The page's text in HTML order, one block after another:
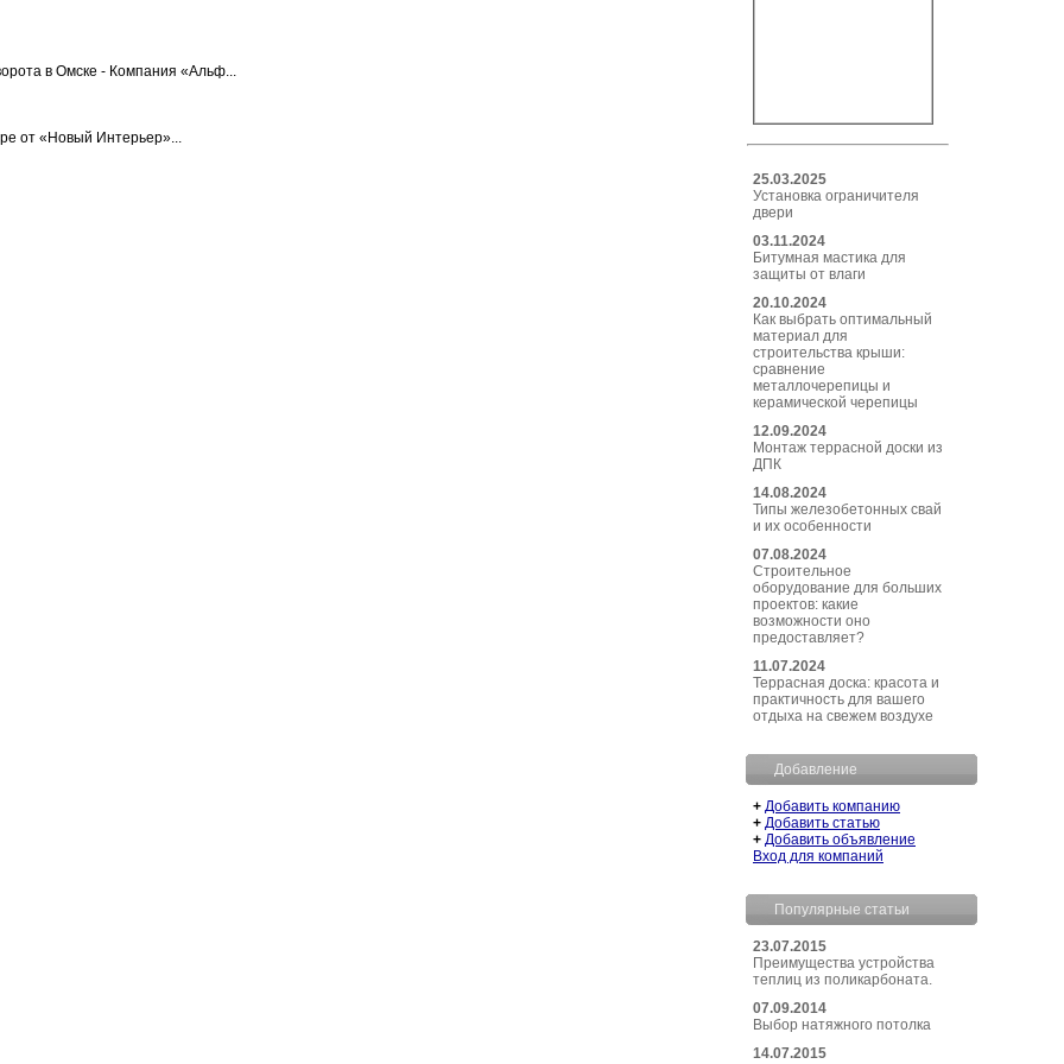
в Омске - Компания «Альф...
от «Новый Интерьер»...
25.03.2025
Установка ограничителя
двери
03.11.2024
Битумная мастика для
защиты от влаги
20.10.2024
Как выбрать оптимальный
материал для
строительства крыши:
сравнение
металлочерепицы и
керамической черепицы
12.09.2024
Монтаж террасной доски из
ДПК
14.08.2024
Типы железобетонных свай
и их особенности
07.08.2024
Строительное
оборудование для больших
проектов: какие
возможности оно
предоставляет?
11.07.2024
Террасная доска: красота и
практичность для вашего
отдыха на свежем воздухе
Добавление
+ Добавить компанию
+ Добавить статью
+ Добавить объявление
Вход для компаний
Популярные статьи
23.07.2015
Преимущества устройства
теплиц из поликарбоната.
07.09.2014
Выбор натяжного потолка
14.07.2015